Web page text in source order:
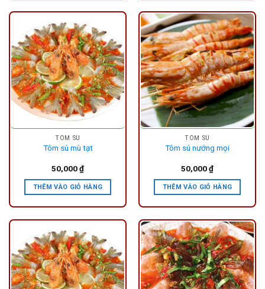
TÔM SÚ
Tôm sú mù tạt
50,000₫
THÊM VÀO GIỎ HÀNG
TÔM SÚ
Tôm sú nướng mọi
50,000₫
THÊM VÀO GIỎ HÀNG